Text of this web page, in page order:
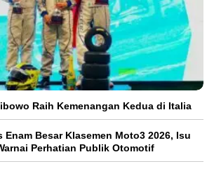
Raih Kemenangan Kedua di Italia
Enam Besar Klasemen Moto3 2026, Isu
Perhatian Publik Otomotif